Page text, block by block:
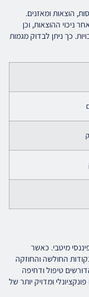
הוצאות ומאזנים.
ניכוי ההוצאות, וכן
כך ניתן לבדוק מגמות
מיטבי. כאשר
החולשה והחוזקה
טיפול ודחיפה
ומדויק יותר של